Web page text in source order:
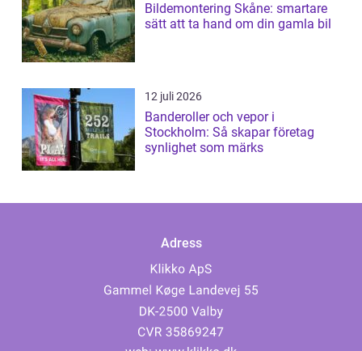
Bildemontering Skåne: smartare
sätt att ta hand om din gamla bil
12 juli 2026
Banderoller och vepor i
Stockholm: Så skapar företag
synlighet som märks
Adress